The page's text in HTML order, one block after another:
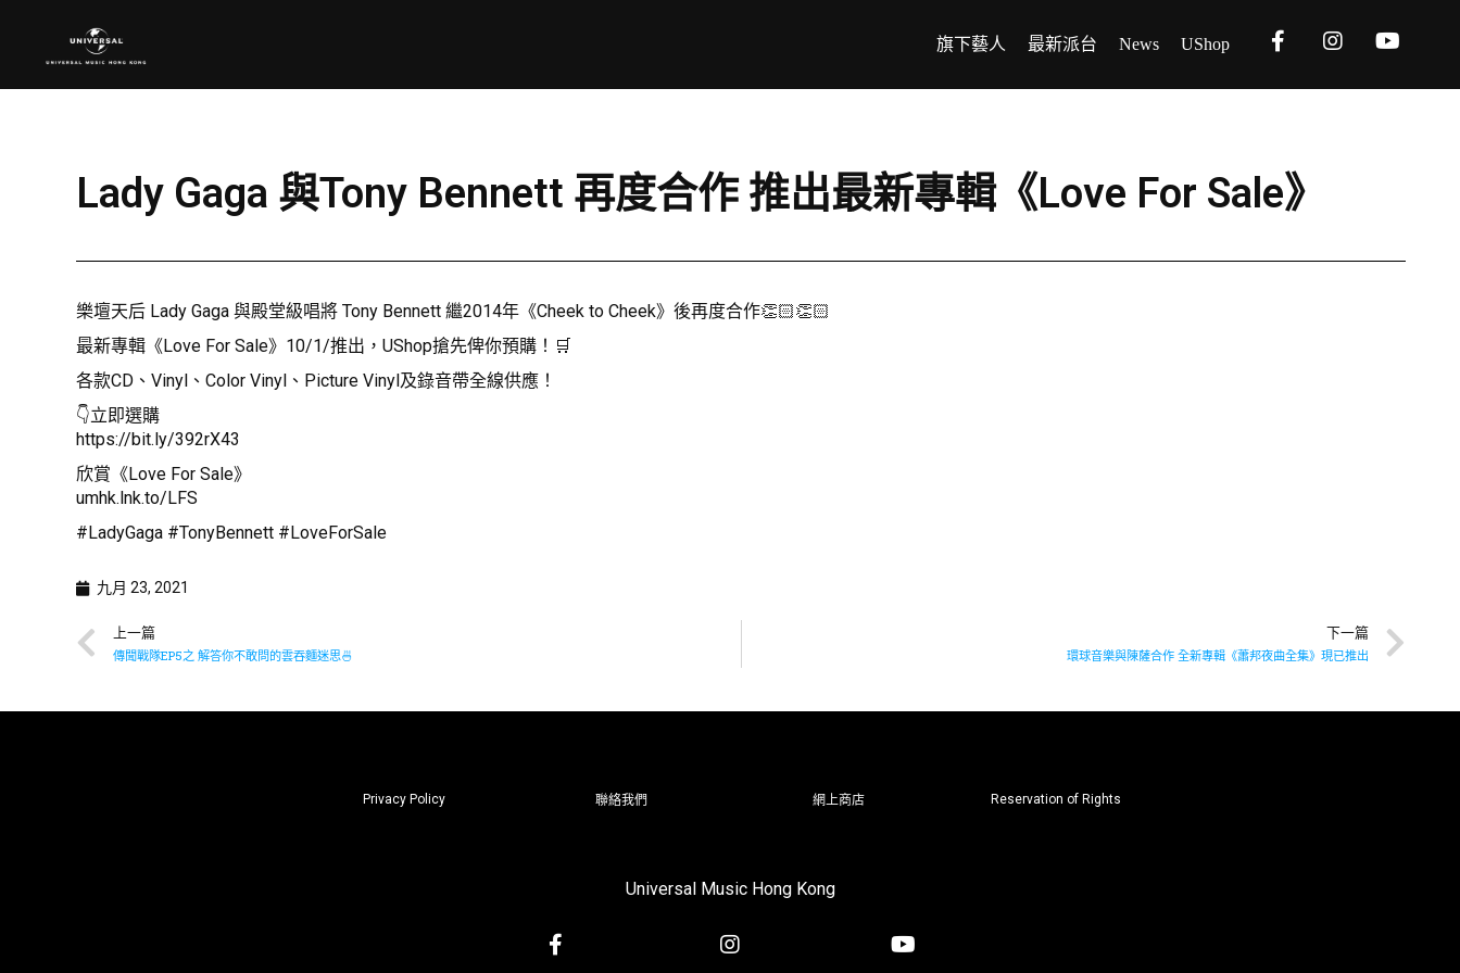
旗下藝人 最新派台 News UShop
Lady Gaga 與Tony Bennett 再度合作 推出最新專輯《Love For Sale》
樂壇天后 Lady Gaga 與殿堂級唱將 Tony Bennett 繼2014年《Cheek to Cheek》後再度合作👏🏻👏🏻
最新專輯《Love For Sale》10/1/推出，UShop搶先俾你預購！🛒
各款CD、Vinyl、Color Vinyl、Picture Vinyl及錄音帶全線供應！
👇立即選購
https://bit.ly/392rX43
欣賞《Love For Sale》
umhk.lnk.to/LFS
#LadyGaga #TonyBennett #LoveForSale
九月 23, 2021
上一篇
傳聞戰隊EP5之 解答你不敢問的雲吞麵迷思🍜
下一篇
環球音樂與陳薩合作 全新專輯《蕭邦夜曲全集》現已推出
Privacy Policy 聯絡我們 網上商店 Reservation of Rights
Universal Music Hong Kong